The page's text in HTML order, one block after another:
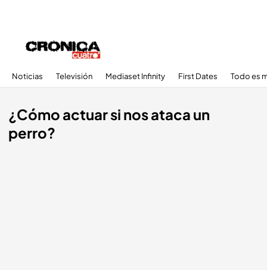
Noticias Televisión Mediaset Infinity First Dates Todo es
¿Cómo actuar si nos ataca un
perro?